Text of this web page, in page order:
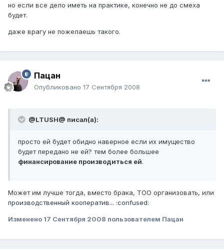
но если все дело иметь на практике, конечно не до смеха
будет.
даже врагу не пожелаешь такого.
Пацан
Опубликовано 17 Сентября 2008
@LTUSH@ писал(а):
просто ей будет обидно наверное если их имущество
будет передано не ей? тем более большее
финансирование производиться ей.
Может им лучше тогда, вместо брака, ТОО организовать, или
производственный кооператив... :confused:
Изменено 17 Сентября 2008 пользователем Пацан